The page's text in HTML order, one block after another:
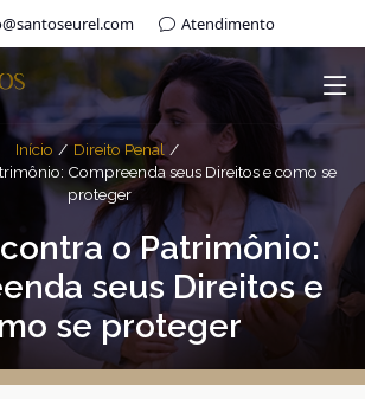
Atendimento
Início
Direito Penal
Compreenda seus Direitos e como se
proteger
o Patrimônio:
seus Direitos e
se proteger